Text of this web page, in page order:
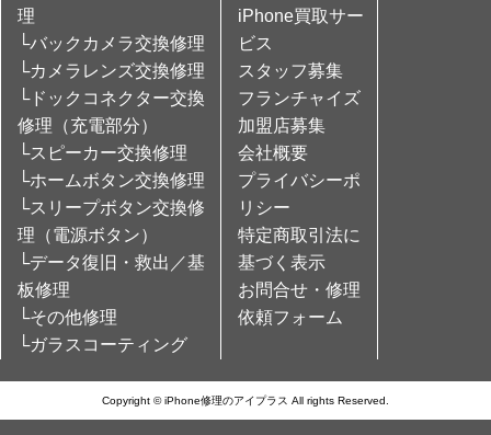
理
└バックカメラ交換修理
└カメラレンズ交換修理
└ドックコネクター交換
修理（充電部分）
└スピーカー交換修理
└ホームボタン交換修理
└スリープボタン交換修
理（電源ボタン）
└データ復旧・救出／基
板修理
└その他修理
└ガラスコーティング
iPhone買取サー
ビス
スタッフ募集
フランチャイズ
加盟店募集
会社概要
プライバシーポ
リシー
特定商取引法に
基づく表示
お問合せ・修理
依頼フォーム
Copyright © iPhone修理のアイプラス All rights Reserved.